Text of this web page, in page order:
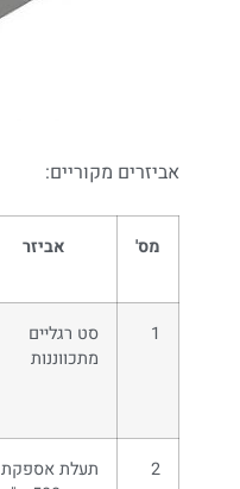
אביזרים מקוריים:
מס' אביזר
1
סט רגליים
מתכווננות
2
תעלת אספקת